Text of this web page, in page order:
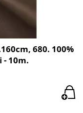
680. 100%
- 10m.